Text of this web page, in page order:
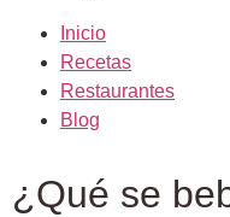
Inicio
Recetas
Restaurantes
Blog
¿Qué se